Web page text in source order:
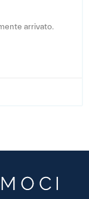
arrivato.